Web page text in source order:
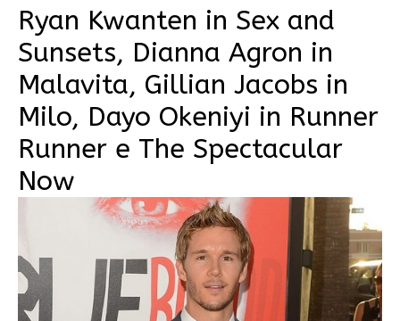
Ryan Kwanten in Sex and
Sunsets, Dianna Agron in
Malavita, Gillian Jacobs in
Milo, Dayo Okeniyi in Runner
Runner e The Spectacular
Now